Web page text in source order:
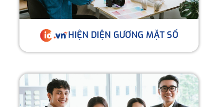
HIỆN DIỆN GƯƠNG MẶT SỐ